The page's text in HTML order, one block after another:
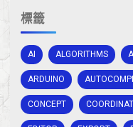
標籤
AI ALGORITHMS
ARDUINO
CONCEPT